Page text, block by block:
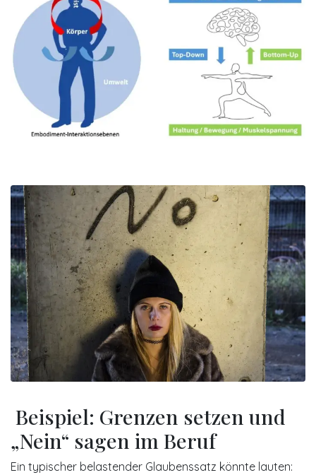
Beispiel: Grenzen setzen und
„Nein“ sagen im Beruf
Ein typischer belastender Glaubenssatz könnte lauten: